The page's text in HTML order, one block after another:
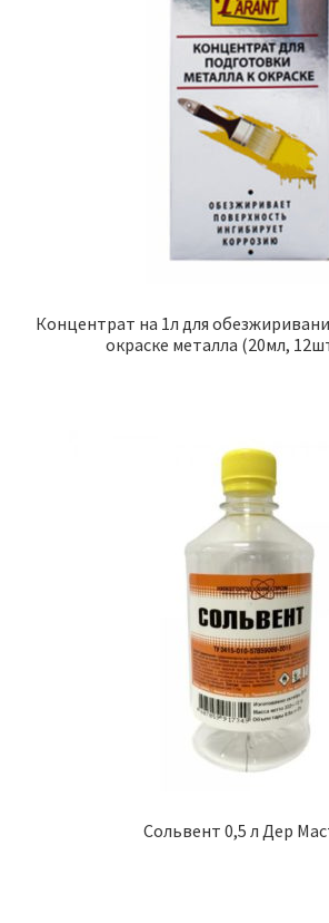
Концентрат на 1л для
окраске металла (20мл,
Сольвент 0,5 л Дер